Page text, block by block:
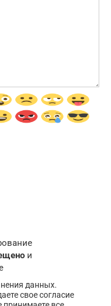
и
данных.
свое согласие